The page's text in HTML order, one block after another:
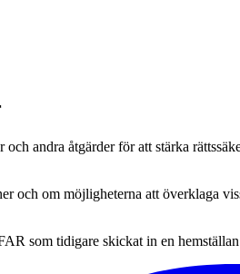
andra åtgärder för att stärka
och om möjligheterna att överklaga
som tidigare skickat in en